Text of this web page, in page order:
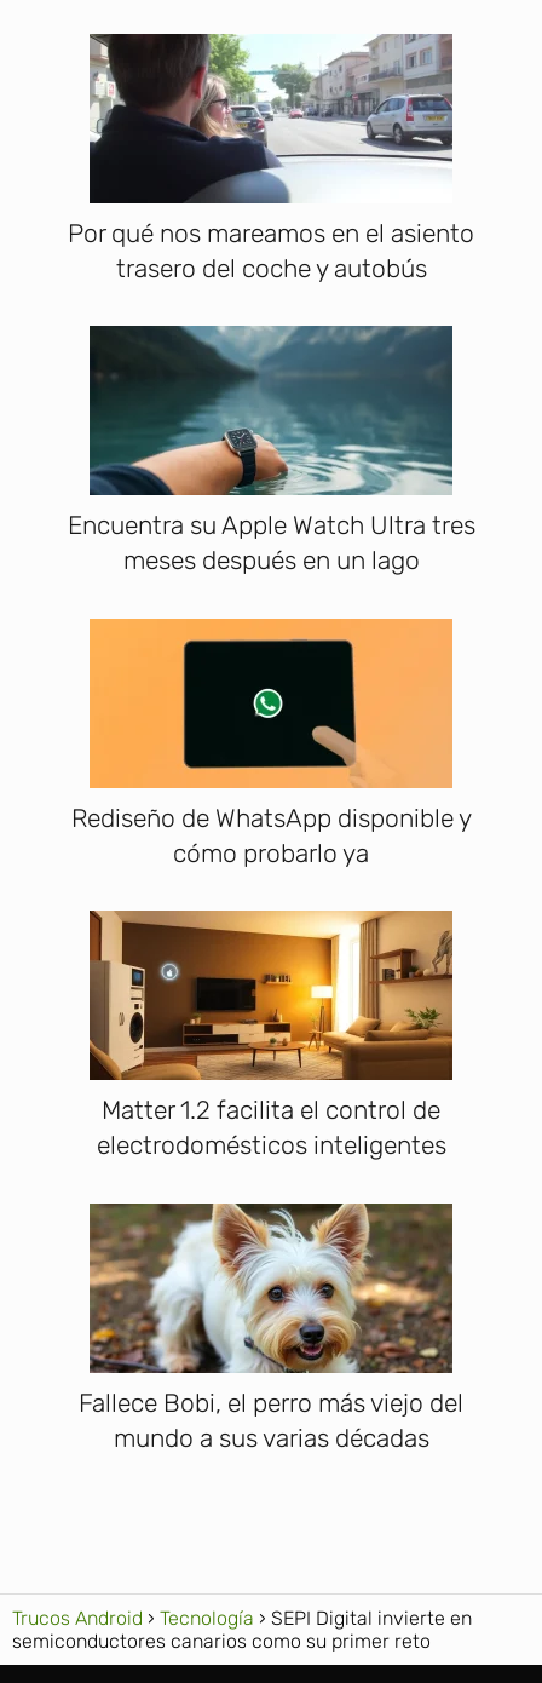
Por qué nos mareamos en el asiento
trasero del coche y autobús
Encuentra su Apple Watch Ultra tres
meses después en un lago
Rediseño de WhatsApp disponible y
cómo probarlo ya
Matter 1.2 facilita el control de
electrodomésticos inteligentes
Fallece Bobi, el perro más viejo del
mundo a sus varias décadas
Trucos Android Tecnología
SEPI Digital invierte en
semiconductores canarios como su primer reto